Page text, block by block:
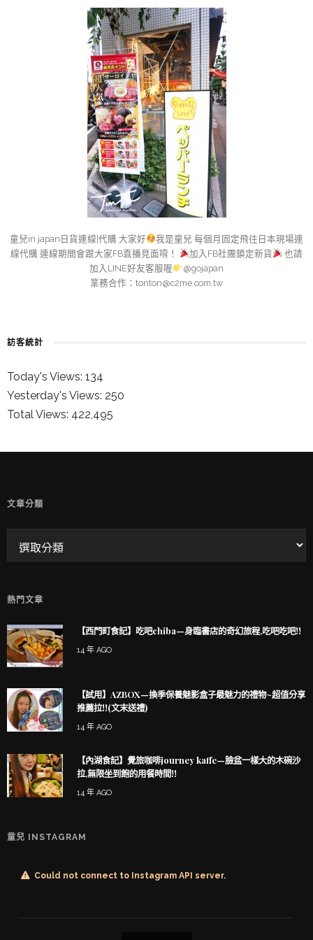
童兒in japan日貨連線|代購 大家好
我是童兒 每個月固定飛往日本現場連
線代購 連線期間會跟大家FB直播見面唷！
加入FB社團鎖定新貨
也請
加入LINE好友客服喔
@gojapan
業務合作： tonton@c2me.com.tw
訪客統計
Today's Views: 134
Yesterday's Views: 250
Total Views: 422,495
童兒的 INSTAGRAM
文章分類
熱門文章
【西門町食記】吃吧chiba—身臨書店的奇幻旅程,吃吧吃吧!!
14 年 AGO
【試用】AZBOX—換季保養魅影盒子最魅力的禮物~超值分享
推薦拉!!(文末送禮)
14 年 AGO
【內湖食記】覺旅咖啡journey kaffe—臉盆一樣大的木碗沙
拉,無限坐到飽的用餐時間!!
14 年 AGO
童兒 INSTAGRAM
Could not connect to Instagram API server.